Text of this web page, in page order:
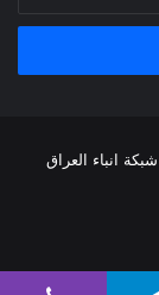
شبكة انباء العراق